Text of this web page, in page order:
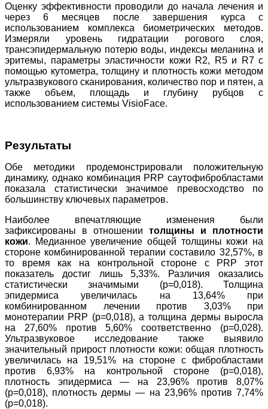
Оценку эффективности проводили до начала лечения и
через 6 месяцев после завершения курса с
использованием комплекса биометрических методов.
Измеряли уровень гидратации рогового слоя,
трансэпидермальную потерю воды, индексы меланина и
эритемы, параметры эластичности кожи R2, R5 и R7 с
помощью кутометра, толщину и плотность кожи методом
ультразвукового сканирования, количество пор и пятен, а
также объем, площадь и глубину рубцов с
использованием системы VisioFace.
Результаты
Обе методики продемонстрировали положительную
динамику, однако комбинация PRP cаутофибробластами
показала статистически значимое превосходство по
большинству ключевых параметров.
Наиболее впечатляющие изменения были
зафиксированы в отношении толщины и плотности
кожи. Медианное увеличение общей толщины кожи на
стороне комбинированной терапии составило 32,57%, в
то время как на контрольной стороне с PRP этот
показатель достиг лишь 5,33%. Различия оказались
статистически значимыми (p=0,018). Толщина
эпидермиса увеличилась на 13,64% при
комбинированном лечении против 3,03% при
монотерапии PRP (p=0,018), а толщина дермы выросла
на 27,60% против 5,60% соответственно (p=0,028).
Ультразвуковое исследование также выявило
значительный прирост плотности кожи: общая плотность
увеличилась на 19,51% на стороне с фибробластами
против 6,93% на контрольной стороне (p=0,018),
плотность эпидермиса — на 23,96% против 8,07%
(p=0,018), плотность дермы — на 23,96% против 7,74%
(p=0,018).